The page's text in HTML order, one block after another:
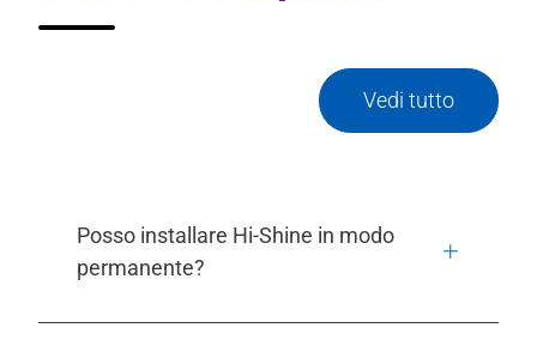
Vedi tutto
Posso installare Hi-Shine in modo
permanente?